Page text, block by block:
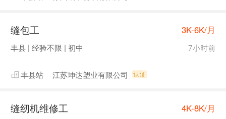
缝包工 3K-6K/月
丰县 | 经验不限 | 初中 7小时前
丰县站 江苏坤达塑业有限公司
缝纫机维修工 4K-8K/月